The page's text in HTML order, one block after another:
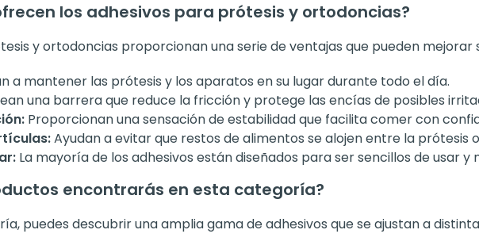
los adhesivos para prótesis y ortodoncias?
y ortodoncias proporcionan una serie de ventajas que pueden
a mantener las prótesis y los aparatos en su lugar durante todo el día.
una barrera que reduce la fricción y protege las encías de posibles
Proporcionan una sensación de estabilidad que facilita comer con
Ayudan a evitar que restos de alimentos se alojen entre la prótesis
La mayoría de los adhesivos están diseñados para ser sencillos de usar y
encontrarás en esta categoría?
puedes descubrir una amplia gama de adhesivos que se ajustan a